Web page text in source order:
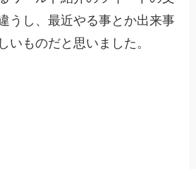
うし、最近やる事とか出来事
いものだと思いました。